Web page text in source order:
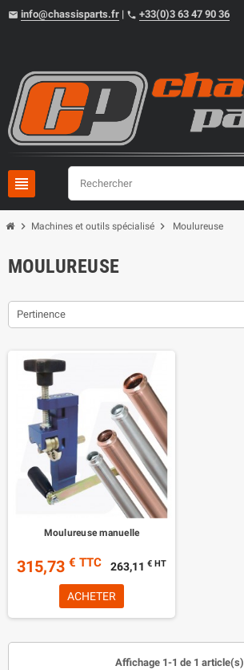
email info@chassisparts.fr | phone +33(0)3 63 47 90 36
view_headline
chevron_right Machines et outils spécialisé chevron_right Moulureuse
MOULUREUSE
Pertinence
Moulureuse manuelle
315,73 € TTC 263,11 € HT
ACHETER
Affichage 1-1 de 1 article(s)